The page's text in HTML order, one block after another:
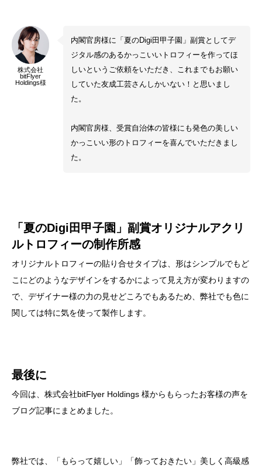
株式会社
bitFlyer
Holdings様
内閣官房様に「夏のDigi田甲子園」副賞としてデ
ジタル感のあるかっこいいトロフィーを作ってほ
しいというご依頼をいただき、これまでもお願い
していた友成工芸さんしかいない！と思いまし
た。
内閣官房様、受賞自治体の皆様にも発色の美しい
かっこいい形のトロフィーを喜んでいただきまし
た。
「夏のDigi田甲子園」副賞オリジナルアクリ
ルトロフィーの制作所感
オリジナルトロフィーの貼り合せタイプは、形はシンプルでもど
こにどのようなデザインをするかによって見え方が変わりますの
で、デザイナー様の力の見せどころでもあるため、弊社でも色に
関しては特に気を使って製作します。
最後に
今回は、株式会社bitFlyer Holdings 様からもらったお客様の声を
ブログ記事にまとめました。
弊社では、「もらって嬉しい」「飾っておきたい」美しく高級感